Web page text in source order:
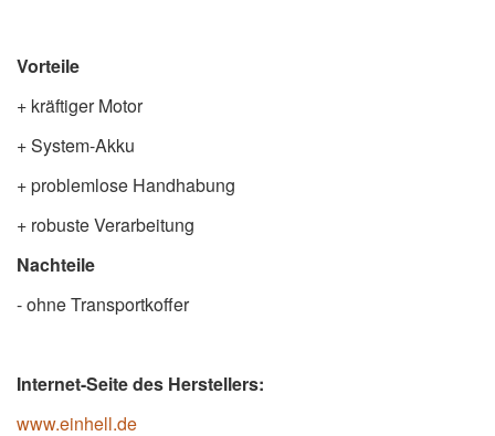
Vorteile
+ kräftiger Motor
+ System-Akku
+ problemlose Handhabung
+ robuste Verarbeitung
Nachteile
- ohne Transportkoffer
Internet-Seite des Herstellers:
www.einhell.de